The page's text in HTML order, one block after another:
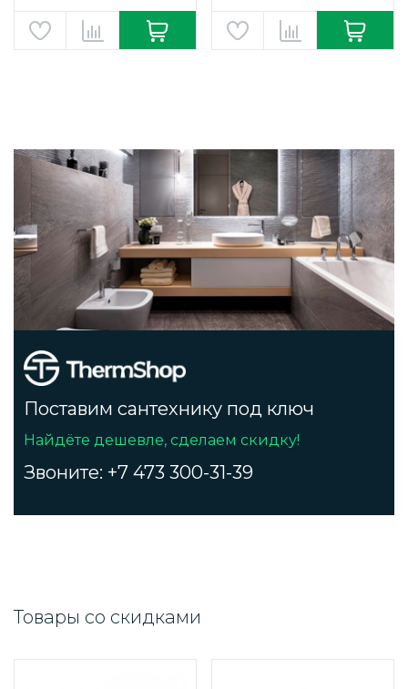
Поставим сантехнику под ключ
Найдёте дешевле, сделаем скидку!
Звоните: +7 473 300-31-39
Товары со скидками